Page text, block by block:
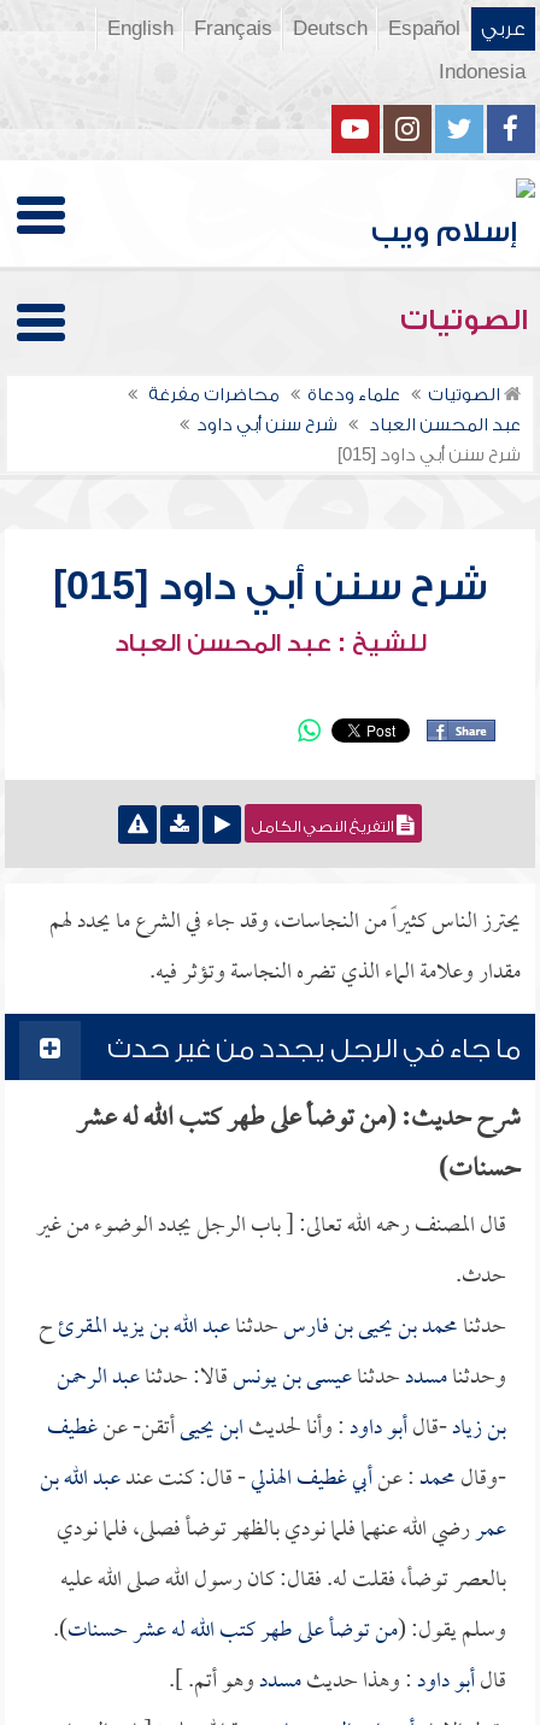
عربي Español
Deutsch
Français
English
Indonesia
الصوتيات
الصوتيات علماء ودعاة
محاضرات مفرغة
عبد المحسن العباد
شرح سنن أبي داود
شرح سنن أبي داود [015]
شرح سنن أبي داود [015]
للشيخ : عبد المحسن العباد
التفريغ النصي الكامل
يحترز الناس كثيراً من النجاسات، وقد جاء في الشرع ما يحدد لهم
مقدار وعلامة الماء الذي تضره النجاسة وتؤثر فيه.
ما جاء في الرجل يجدد من غير حدث
شرح حديث: (من توضأ على طهر كتب الله له عشر
حسنات)
قال المصنف رحمه الله تعالى: [ باب الرجل يجدد الوضوء من غير
حدث.
حدثنامحمد بن يحيى بن فارسحدثناعبد الله بن يزيد المقرئح
وحدثنامسددحدثناعيسى بن يونسقالا: حدثناعبد الرحمن
بن زياد-قالأبو داود: وأنا لحديثابن يحيىأتقن- عنغطيف
-وقالمحمد: عنأبي غطيف الهذلي- قال: كنت عندعبد الله بن
عمررضي الله عنهما فلما نودي بالظهر توضأ فصلى، فلما نودي
بالعصر توضأ، فقلت له. فقال: كان رسول الله صلى الله عليه
وسلم يقول: (من توضأ على طهر كتب الله له عشر حسنات).
قالأبو داود: وهذا حديثمسددوهو أتم. ].